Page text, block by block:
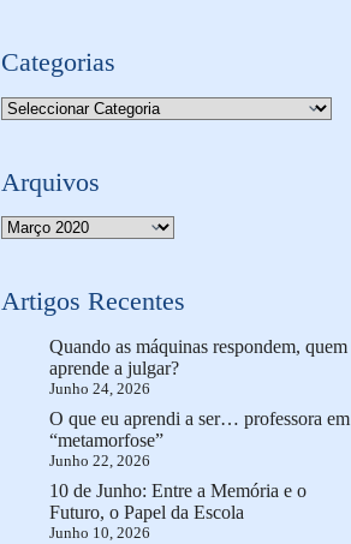
Categorias
Categorias
Arquivos
Arquivo
Artigos Recentes
Quando as máquinas respondem, quem
aprende a julgar?
Junho 24, 2026
O que eu aprendi a ser… professora em
“metamorfose”
Junho 22, 2026
10 de Junho: Entre a Memória e o
Futuro, o Papel da Escola
Junho 10, 2026